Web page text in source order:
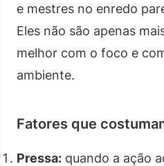
e mestres no enredo
Eles não são apenas
melhor com o foco e
ambiente.
Fatores que
Pressa: quando a ação